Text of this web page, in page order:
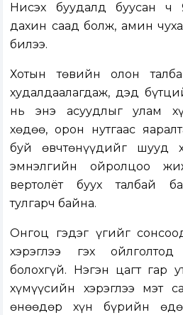
Нисэх буудалд буусан ч
дахин саад болж, амин
билээ.
Хотын төвийн олон
худалдаалагдаж, дэд
нь энэ асуудлыг улам
хөдөө, орон нутгаас
буй өвчтөнүүдийг шууд
эмнэлгийн ойролцоо
вертолёт буух талбай
тулгарч байна.
Онгоц гэдэг үгийг
хэрэглээ гэх
болохгүй. Нэгэн цагт гар
хүмүүсийн хэрэглээ мэт
өнөөдөр хүн бүрийн